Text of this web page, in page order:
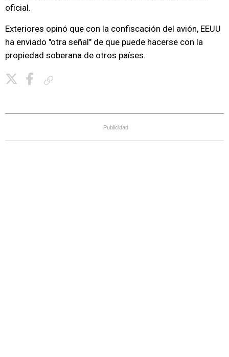
oficial.
Exteriores opinó que con la confiscación del avión, EEUU
ha enviado "otra señal" de que puede hacerse con la
propiedad soberana de otros países.
Publicidad